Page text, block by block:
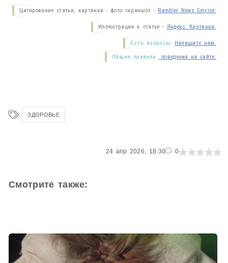
Цитирование статьи, картинки - фото скриншот - Rambler News Service.
Иллюстрация к статье - Яндекс. Картинки.
Есть вопросы. Напишите нам.
Общие правила поведения на сайте.
ЗДОРОВЬЕ
24 апр 2026, 18:30 0
1 2 3 4 5
Смотрите также: